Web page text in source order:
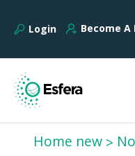
Login Become
Home new